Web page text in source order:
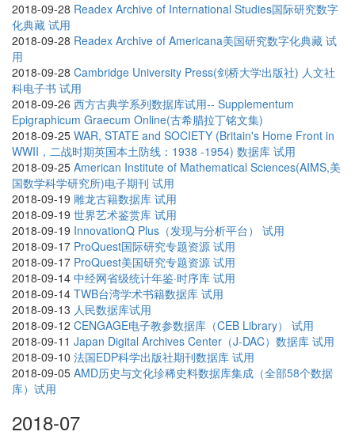
2018-09-28 Readex Archive of International Studies国际研究数字
化典藏 试用
2018-09-28 Readex Archive of Americana美国研究数字化典藏 试
用
2018-09-28 Cambridge University Press(剑桥大学出版社) 人文社
科电子书 试用
2018-09-26 西方古典学系列数据库试用-- Supplementum
Epigraphicum Graecum Online(古希腊拉丁铭文集)
2018-09-25 WAR, STATE and SOCIETY (Britain's Home Front in
WWII，二战时期英国本土防线：1938 -1954) 数据库 试用
2018-09-25 American Institute of Mathematical Sciences(AIMS,美
国数学科学研究所)电子期刊 试用
2018-09-19 雕龙古籍数据库 试用
2018-09-19 世界艺术鉴赏库 试用
2018-09-19 InnovationQ Plus（发现与分析平台） 试用
2018-09-17 ProQuest国际研究专题资源 试用
2018-09-17 ProQuest美国研究专题资源 试用
2018-09-14 中经网省级统计年鉴·时序库 试用
2018-09-14 TWB台湾学术书籍数据库 试用
2018-09-13 人民数据库试用
2018-09-12 CENGAGE电子教参数据库（CEB Library） 试用
2018-09-11 Japan Digital Archives Center（J-DAC）数据库 试用
2018-09-10 法国EDP科学出版社期刊数据库 试用
2018-09-05 AMD历史与文化珍稀史料数据库集成（全部58个数据
库）试用
2018-07